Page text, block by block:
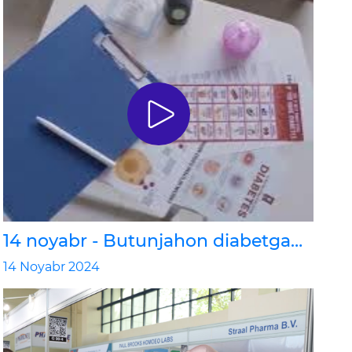
14 noyabr - Butunjahon diabetga
qarshi kurash kuni
14 Noyabr 2024